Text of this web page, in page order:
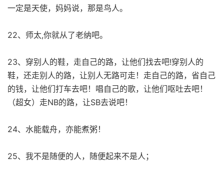
一定是天使，妈妈说，那是鸟人。
22、师太,你就从了老纳吧。
23、穿别人的鞋，走自己的路，让他们找去吧!穿别人的
鞋，还走别人的路，让别人无路可走！走自己的路，省自己
的钱，让他们打车去吧！唱自己的歌，让他们呕吐去吧！
（超女）走NB的路，让SB去说吧！
24、水能载舟，亦能煮粥！
25、我不是随便的人，随便起来不是人；